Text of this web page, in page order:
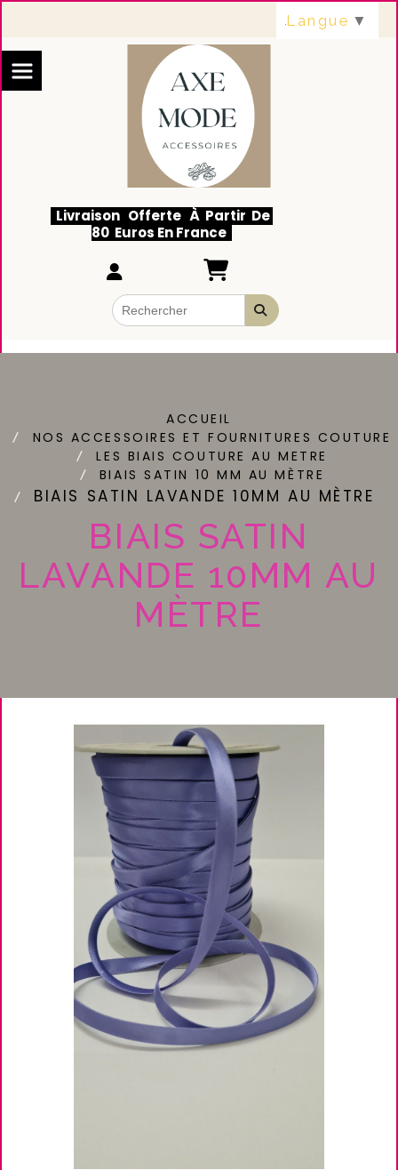
Livraison Offerte À Partir De
80 Euros En France
ACCUEIL
NOS ACCESSOIRES ET FOURNITURES COUTURE
LES BIAIS COUTURE AU METRE
BIAIS SATIN 10 MM AU MÈTRE
BIAIS SATIN LAVANDE 10MM AU MÈTRE
BIAIS SATIN
LAVANDE 10MM AU
MÈTRE
Langue ▼
Panneau de gestion des cookies